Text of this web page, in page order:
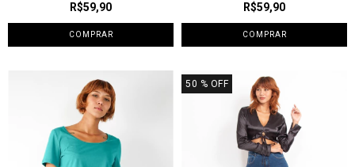
R$59,90
COMPRAR
R$59,90
COMPRAR
50 % OFF